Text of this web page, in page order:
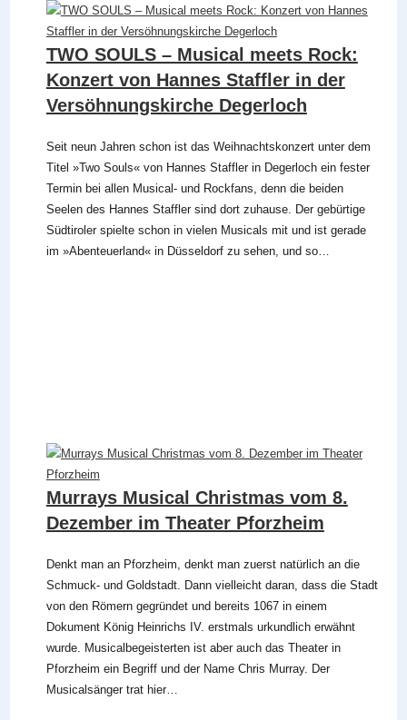
TWO SOULS – Musical meets Rock:
Konzert von Hannes Staffler in der
Versöhnungskirche Degerloch
Seit neun Jahren schon ist das Weihnachtskonzert unter dem
Titel »Two Souls« von Hannes Staffler in Degerloch ein fester
Termin bei allen Musical- und Rockfans, denn die beiden
Seelen des Hannes Staffler sind dort zuhause. Der gebürtige
Südtiroler spielte schon in vielen Musicals mit und ist gerade
im »Abenteuerland« in Düsseldorf zu sehen, und so…
Murrays Musical Christmas vom 8.
Dezember im Theater Pforzheim
Denkt man an Pforzheim, denkt man zuerst natürlich an die
Schmuck- und Goldstadt. Dann vielleicht daran, dass die Stadt
von den Römern gegründet und bereits 1067 in einem
Dokument König Heinrichs IV. erstmals urkundlich erwähnt
wurde. Musicalbegeisterten ist aber auch das Theater in
Pforzheim ein Begriff und der Name Chris Murray. Der
Musicalsänger trat hier…